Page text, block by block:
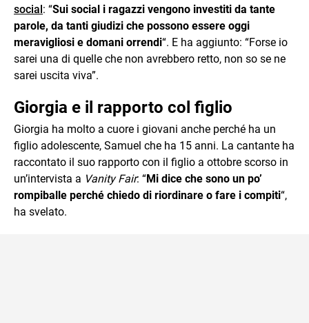
social: “Sui social i ragazzi vengono investiti da tante
parole, da tanti giudizi che possono essere oggi
meravigliosi e domani orrendi“. E ha aggiunto: “Forse io
sarei una di quelle che non avrebbero retto, non so se ne
sarei uscita viva”.
Giorgia e il rapporto col figlio
Giorgia ha molto a cuore i giovani anche perché ha un
figlio adolescente, Samuel che ha 15 anni. La cantante ha
raccontato il suo rapporto con il figlio a ottobre scorso in
un’intervista a Vanity Fair: “Mi dice che sono un po’
rompiballe perché chiedo di riordinare o fare i compiti“,
ha svelato.